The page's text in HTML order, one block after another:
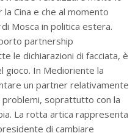
Cina e che al momento
di Mosca in politica estera.
partnership
le dichiarazioni di facciata, è
gioco. In Medioriente la
un partner relativamente
soprattutto con la
La rotta artica rappresenta
di cambiare